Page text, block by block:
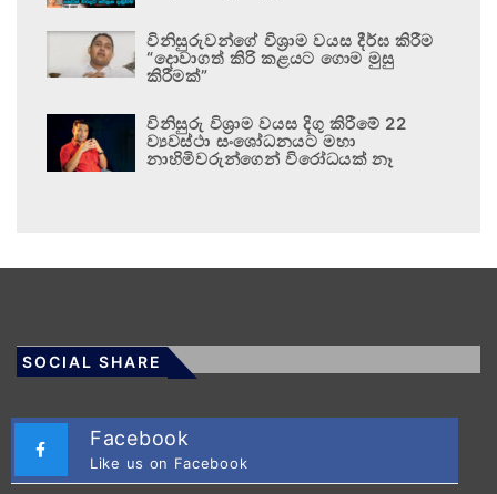
විනිසුරුවන්ගේ විශ්‍රාම වයස දීර්ඝ කිරීම
“දොවාගත් කිරි කළයට ගොම මුසු
කිරීමක්”
විනිසුරු විශ්‍රාම වයස දිගු කිරීමේ 22
ව්‍යවස්ථා සංශෝධනයට මහා
නාහිමිවරුන්ගෙන් විරෝධයක් නෑ
SOCIAL SHARE
Facebook
Like us on Facebook